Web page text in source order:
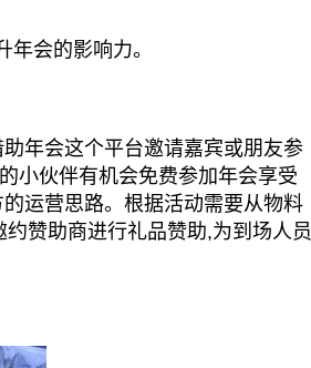
会的影响力。
年会这个平台邀请嘉宾或朋友参
小伙伴有机会免费参加年会享受
运营思路。根据活动需要从物料
赞助商进行礼品赞助,为到场人员